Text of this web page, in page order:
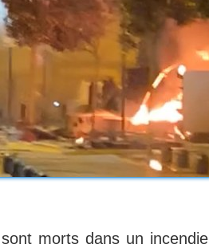
morts dans un incendie